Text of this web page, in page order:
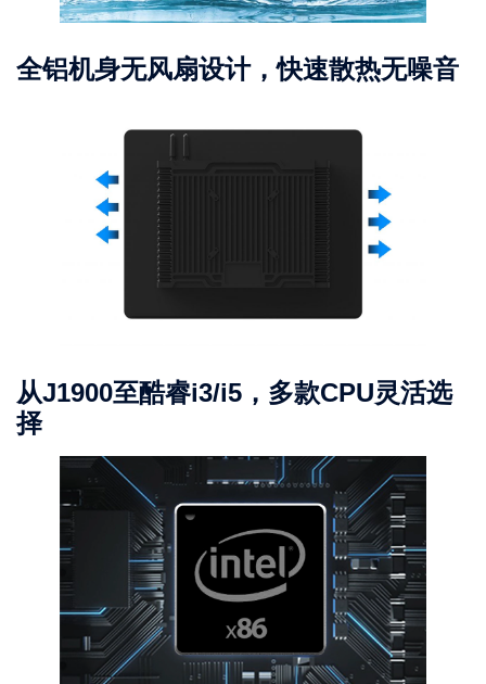
全铝机身无风扇设计，快速散热无噪音
从J1900至酷睿i3/i5，多款CPU灵活选
择